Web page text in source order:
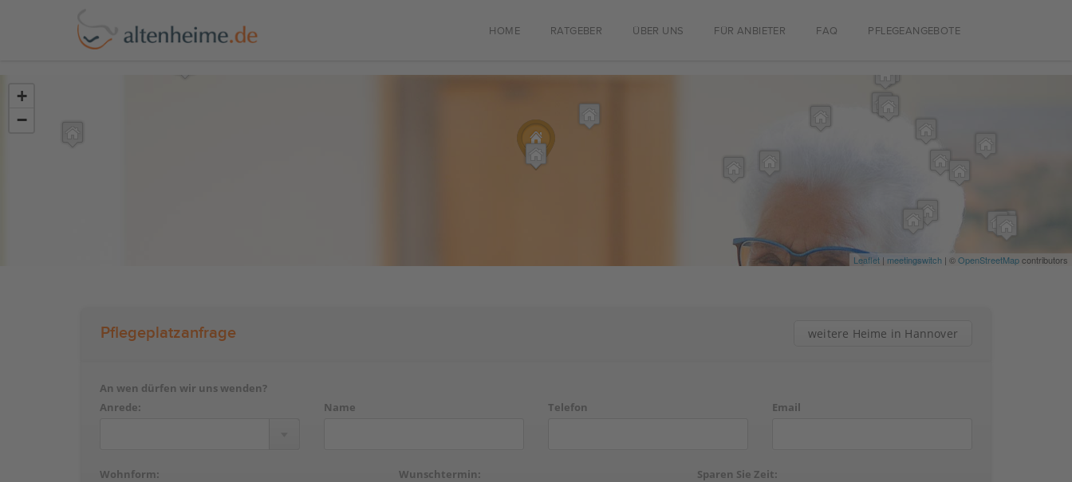
HOME RATGEBER ÜBER UNS FÜR ANBIETER FAQ PFLEGEANGEBOTE
+
−
Leaflet | meetingswitch | ©OpenStreetMapcontributors
Pflegeplatzanfrage weitere Heime in Hannover
An wen dürfen wir uns wenden?
Anrede:
Name Telefon Email
Wohnform: Wunschtermin: Sparen Sie Zeit: